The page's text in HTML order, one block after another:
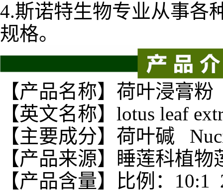
4.斯诺特生物专业从事各
规格。
【产品名称】荷叶浸膏粉
【英文名称】lotus leaf
【主要成分】荷叶碱
【产品来源】睡莲科植
【产品含量】比例：